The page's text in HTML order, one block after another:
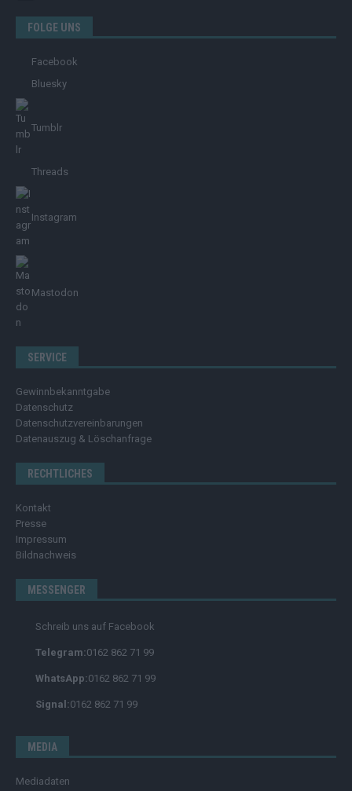
FOLGE UNS
Facebook
Bluesky
Tumblr
Threads
Instagram
Mastodon
SERVICE
Gewinnbekanntgabe
Datenschutz
Datenschutzvereinbarungen
Datenauszug & Löschanfrage
RECHTLICHES
Kontakt
Presse
Impressum
Bildnachweis
MESSENGER
Schreib uns auf Facebook
Telegram:0162 862 71 99
WhatsApp:0162 862 71 99
Signal:0162 862 71 99
MEDIA
Mediadaten